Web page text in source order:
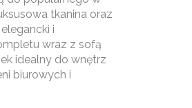
tkanina oraz
i
wraz z sofą
idealny do wnętrz
biurowych i